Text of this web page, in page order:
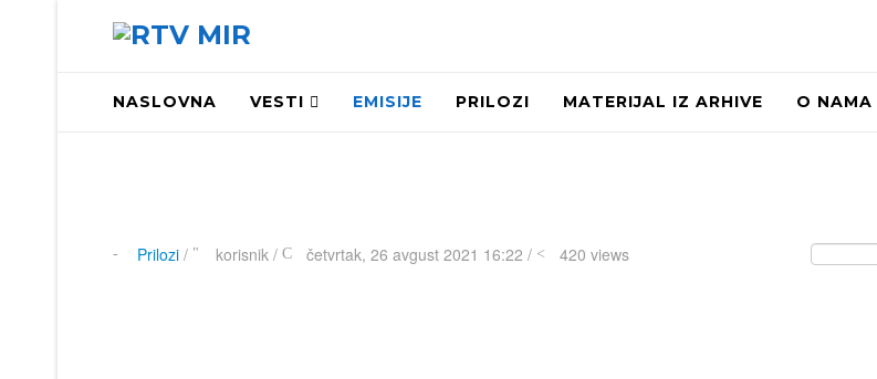
NASLOVNA VESTI EMISIJE PRILOZI MATERIJAL IZ ARHIVE O NAMA
Prilozi/ korisnik / četvrtak, 26 avgust 2021 16:22 / 420 views